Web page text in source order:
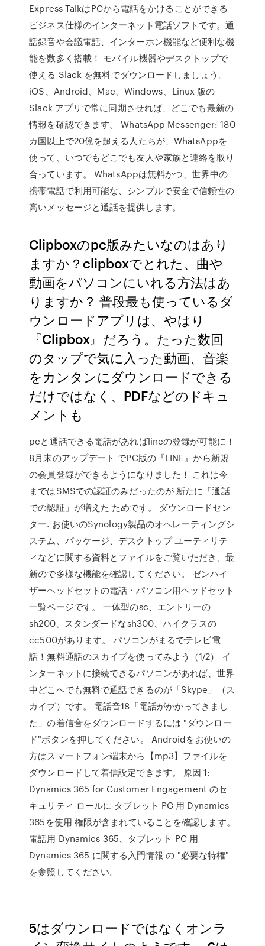
Express TalkはPCから電話をかけることができる
ビジネス仕様のインターネット電話ソフトです。通
話録音や会議電話、インターホン機能など便利な機
能を数多く搭載！ モバイル機器やデスクトップで
使える Slack を無料でダウンロードしましょう。
iOS、Android、Mac、Windows、Linux 版の
Slack アプリで常に同期させれば、どこでも最新の
情報を確認できます。 WhatsApp Messenger: 180
カ国以上で20億を超える人たちが、WhatsAppを
使って、いつでもどこでも友人や家族と連絡を取り
合っています。 WhatsAppは無料かつ、世界中の
携帯電話で利用可能な、シンプルで安全で信頼性の
高いメッセージと通話を提供します。
Clipboxのpc版みたいなのはあり
ますか？clipboxでとれた、曲や
動画をパソコンにいれる方法はあ
りますか？ 普段最も使っているダ
ウンロードアプリは、やはり
『Clipbox』だろう。たった数回
のタップで気に入った動画、音楽
をカンタンにダウンロードできる
だけではなく、PDFなどのドキュ
メントも
pcと通話できる電話があればlineの登録が可能に！
8月末のアップデート でPC版の『LINE』から新規
の会員登録ができるようになりました！ これは今
まではSMSでの認証のみだったのが 新たに「通話
での認証」が増えた ためです。 ダウンロードセン
ター. お使いのSynology製品のオペレーティングシ
ステム、パッケージ、デスクトップ ユーティリテ
ィなどに関する資料とファイルをご覧いただき、最
新ので多様な機能を確認してください。 ゼンハイ
ザーヘッドセットの電話・パソコン用ヘッドセット
一覧ページです。 一体型のsc、エントリーの
sh200、スタンダードなsh300、ハイクラスの
cc500があります。 パソコンがまるでテレビ電
話！無料通話のスカイプを使ってみよう（1/2） イ
ンターネットに接続できるパソコンがあれば、世界
中どこへでも無料で通話できるのが「Skype」（ス
カイプ）です。 電話音18「電話がかかってきまし
た」の着信音をダウンロードするには "ダウンロー
ド"ボタンを押してください。 Androidをお使いの
方はスマートフォン端末から【mp3】ファイルを
ダウンロードして着信設定できます。 原因 1:
Dynamics 365 for Customer Engagement のセ
キュリティ ロールに タブレット PC 用 Dynamics
365を使用 権限が含まれていることを確認します。
電話用 Dynamics 365、タブレット PC 用
Dynamics 365 に関する入門情報 の "必要な特権"
を参照してください。
5はダウンロードではなくオンラ